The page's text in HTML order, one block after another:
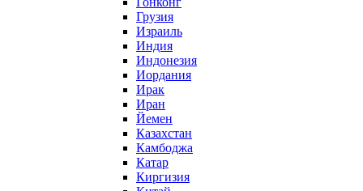
Грузия
Израиль
Индия
Индонезия
Иордания
Ирак
Иран
Йемен
Казахстан
Камбоджа
Катар
Киргизия